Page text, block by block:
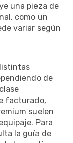
una pieza de
como un
variar según
de
facturado,
suelen
Para
la guía de